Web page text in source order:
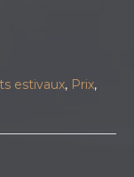
estivaux, Prix,